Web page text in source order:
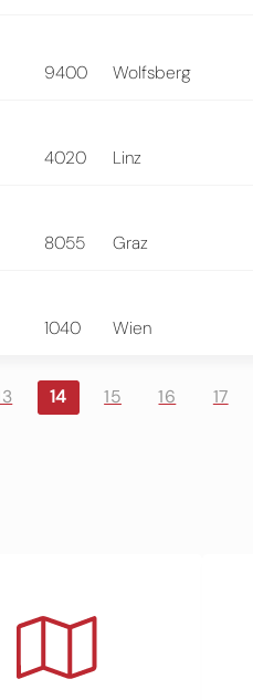
9400 Wolfsberg
4020 Linz
8055 Graz
1040 Wien
14 15 16 17